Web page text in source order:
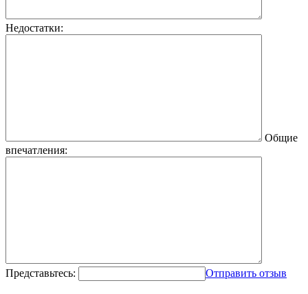
Недостатки:
Общие
впечатления:
Представьтесь: Отправить отзыв